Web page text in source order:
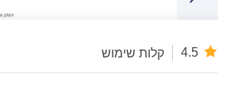
4.5 קלות שימוש